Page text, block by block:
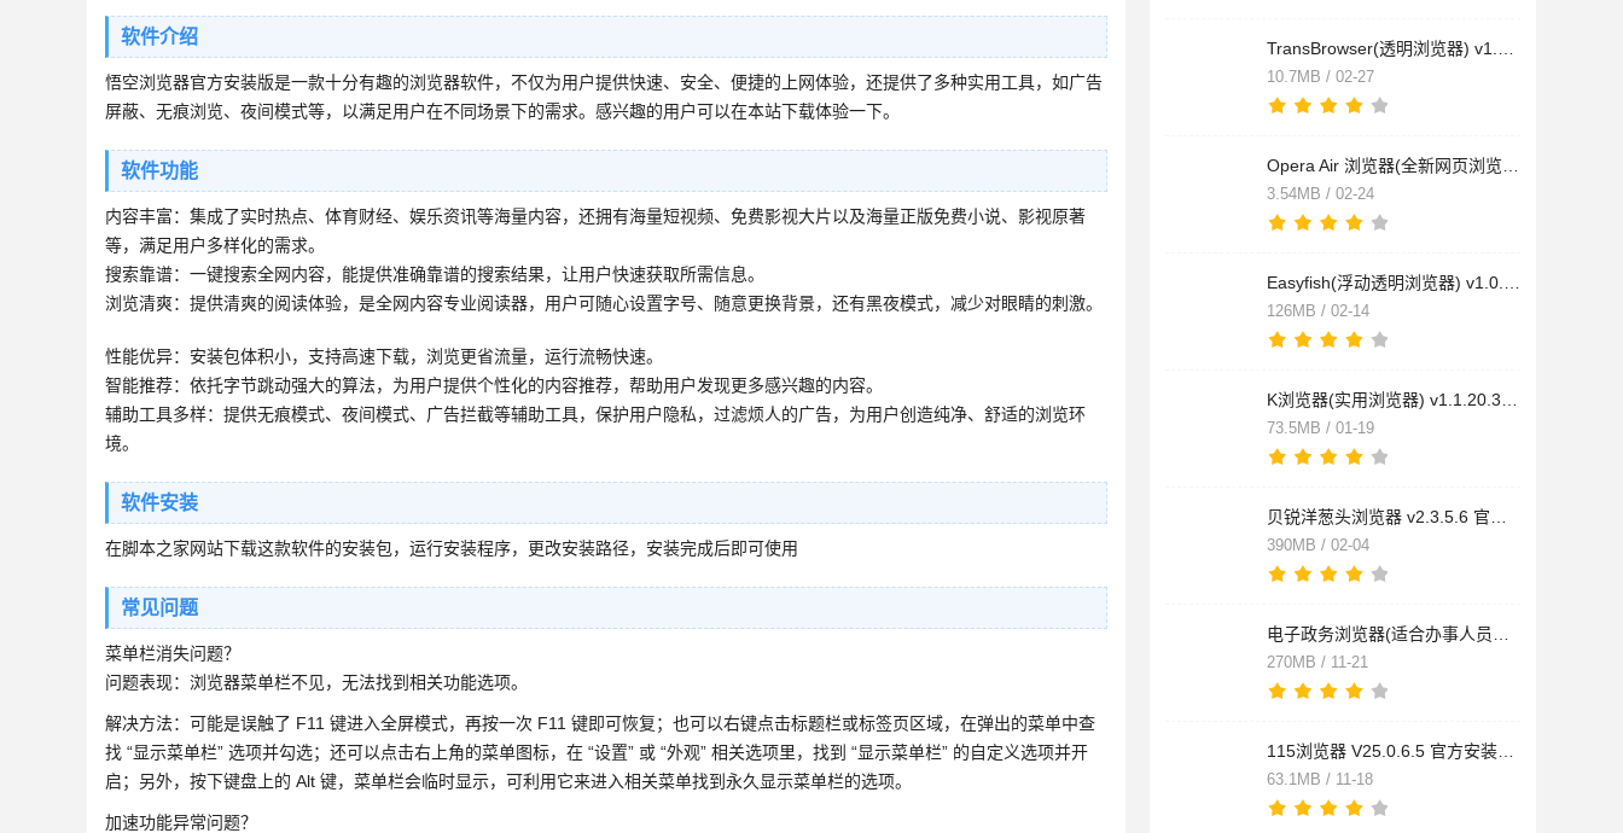
10.7MB / 02-27
3.54MB / 02-24
126MB / 02-14
73.5MB / 01-19
390MB / 02-04
270MB / 11-21
63.1MB / 11-18
软件介绍
悟空浏览器官方安装版是一款十分有趣的浏览器软件，不仅为用户提供快速、安全、便捷的上网体验，还提供了多种实用工具，如广告
屏蔽、无痕浏览、夜间模式等，以满足用户在不同场景下的需求。感兴趣的用户可以在本站下载体验一下。
软件功能
内容丰富：集成了实时热点、体育财经、娱乐资讯等海量内容，还拥有海量短视频、免费影视大片以及海量正版免费小说、影视原著
等，满足用户多样化的需求。
搜索靠谱：一键搜索全网内容，能提供准确靠谱的搜索结果，让用户快速获取所需信息。
浏览清爽：提供清爽的阅读体验，是全网内容专业阅读器，用户可随心设置字号、随意更换背景，还有黑夜模式，减少对眼睛的刺激。
性能优异：安装包体积小，支持高速下载，浏览更省流量，运行流畅快速。
智能推荐：依托字节跳动强大的算法，为用户提供个性化的内容推荐，帮助用户发现更多感兴趣的内容。
辅助工具多样：提供无痕模式、夜间模式、广告拦截等辅助工具，保护用户隐私，过滤烦人的广告，为用户创造纯净、舒适的浏览环
境。
软件安装
在脚本之家网站下载这款软件的安装包，运行安装程序，更改安装路径，安装完成后即可使用
常见问题
菜单栏消失问题？
问题表现：浏览器菜单栏不见，无法找到相关功能选项。
解决方法：可能是误触了 F11 键进入全屏模式，再按一次 F11 键即可恢复；也可以右键点击标题栏或标签页区域，在弹出的菜单中查
找 “显示菜单栏” 选项并勾选；还可以点击右上角的菜单图标，在 “设置” 或 “外观” 相关选项里，找到 “显示菜单栏” 的自定义选项并开
启；另外，按下键盘上的 Alt 键，菜单栏会临时显示，可利用它来进入相关菜单找到永久显示菜单栏的选项。
加速功能异常问题？